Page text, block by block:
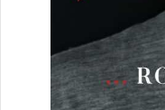
oczka
większe
należą do